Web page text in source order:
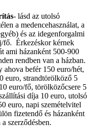
- lásd az utolsó
a medencehasználat, a
és az idegenforgalmi
fő. Érkezéskor kérnek
ami házanként 500-900
rendben van a házban.
befér 150 euro/hét,
euro, strandtörölköző 5
euro/fő, törölközőcsere 5
díja 10 euro, utolsó
euro, napi szemételvitel
fizetendő és házanként
szerződésben.